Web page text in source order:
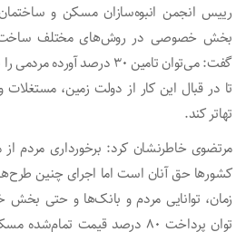
رییس انجمن انبوه‌سازان مسکن و
بخش خصوصی در روش‌های مختلف
گفت: می‌توان تامین ۳۰ درصد
تا در قبال این کار از دولت زمین، مستغلات و
تهاتر کند.
مرتضوی خاطرنشان کرد: برخورداری مردم
کشورها حق آنان است اما اجرای چنین
زمان، توانایی مردم و بانک‌ها و حتی
توان پرداخت ۸۰ درصد قیمت